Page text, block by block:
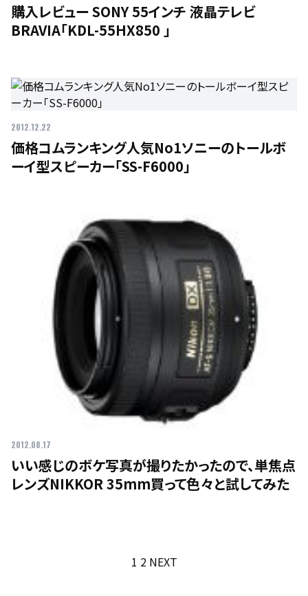
購入レビュー SONY 55インチ 液晶テレビ
BRAVIA「KDL-55HX850 」
2012.12.22
価格コムランキング人気No1ソニーのトールボ
ーイ型スピーカー「SS-F6000」
2012.08.17
いい感じのボケ写真が撮りたかったので、単焦点
レンズNIKKOR 35mm買って色々と試してみた
投
1 2 NEXT